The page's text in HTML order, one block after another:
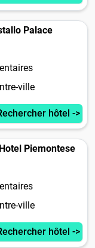
Palace
ville
hôtel ->
Piemontese
ville
hôtel ->